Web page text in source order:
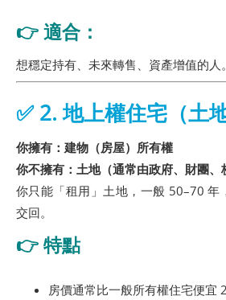
👉 適合：
想穩定持有、未來轉售、資產增值的人。
✅ 2. 地上權住宅（土
你擁有：建物（房屋）所有權
你不擁有：土地（通常由政府、財團、
你只能「租用」土地，一般 50–70 年
交回。
👉 特點
房價通常比一般所有權住宅便宜